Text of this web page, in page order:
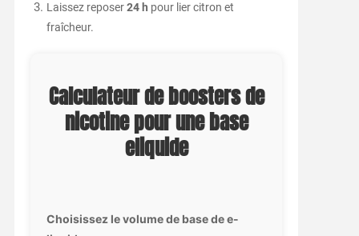
Laissez reposer24 h pour lier citron et
fraîcheur.
Calculateur de boosters de
nicotine pour une base
eliquide
Choisissez le volume de base de e-